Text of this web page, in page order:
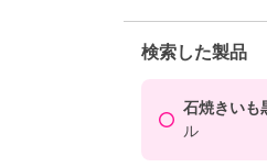
検索した製品
石焼きいも
ル